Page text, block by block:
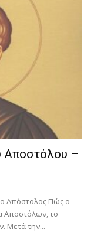
Αποστόλου –
Απόστολος Πώς ο
Αποστόλων, το
Μετά την...